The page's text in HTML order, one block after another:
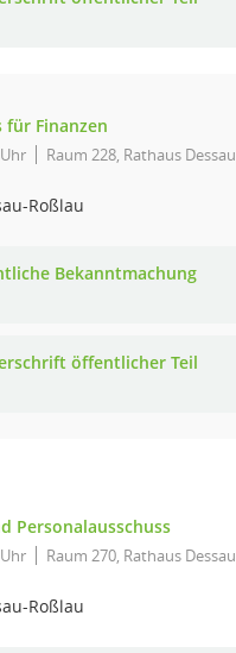
für Finanzen
Raum 228, Rathaus Dessau
Roßlau
Bekanntmachung
öffentlicher Teil
Personalausschuss
Raum 270, Rathaus Dessau
Roßlau